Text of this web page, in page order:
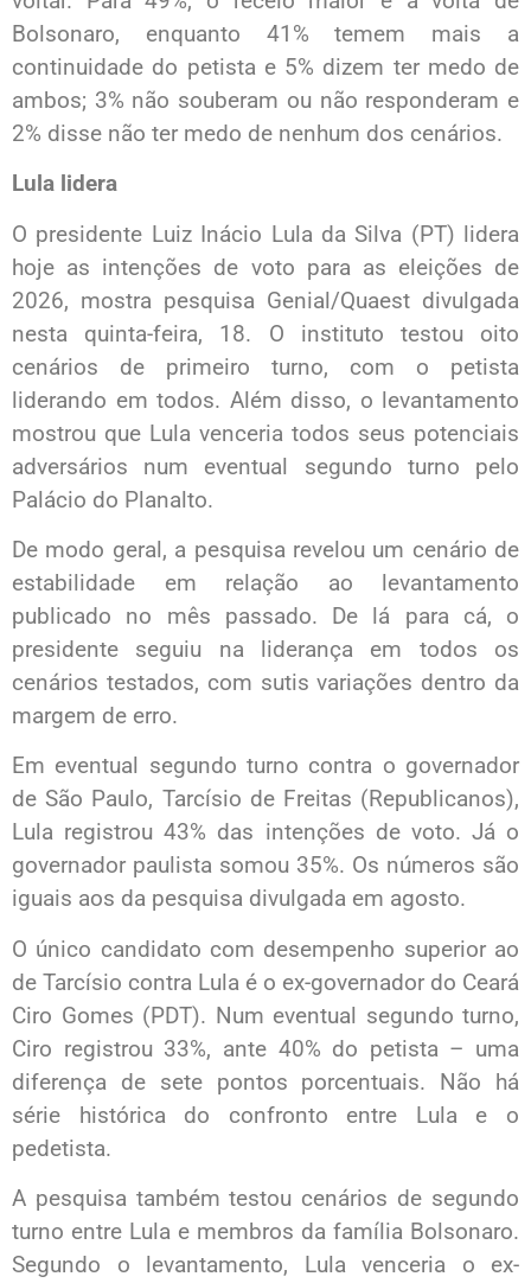
Bolsonaro, enquanto 41% temem mais a
continuidade do petista e 5% dizem ter medo de
ambos; 3% não souberam ou não responderam e
2% disse não ter medo de nenhum dos cenários.
Lula lidera
O presidente Luiz Inácio Lula da Silva (PT) lidera
hoje as intenções de voto para as eleições de
2026, mostra pesquisa Genial/Quaest divulgada
nesta quinta-feira, 18. O instituto testou oito
cenários de primeiro turno, com o petista
liderando em todos. Além disso, o levantamento
mostrou que Lula venceria todos seus potenciais
adversários num eventual segundo turno pelo
Palácio do Planalto.
De modo geral, a pesquisa revelou um cenário de
estabilidade em relação ao levantamento
publicado no mês passado. De lá para cá, o
presidente seguiu na liderança em todos os
cenários testados, com sutis variações dentro da
margem de erro.
Em eventual segundo turno contra o governador
de São Paulo, Tarcísio de Freitas (Republicanos),
Lula registrou 43% das intenções de voto. Já o
governador paulista somou 35%. Os números são
iguais aos da pesquisa divulgada em agosto.
O único candidato com desempenho superior ao
de Tarcísio contra Lula é o ex-governador do Ceará
Ciro Gomes (PDT). Num eventual segundo turno,
Ciro registrou 33%, ante 40% do petista – uma
diferença de sete pontos porcentuais. Não há
série histórica do confronto entre Lula e o
pedetista.
A pesquisa também testou cenários de segundo
turno entre Lula e membros da família Bolsonaro.
Segundo o levantamento, Lula venceria o ex-